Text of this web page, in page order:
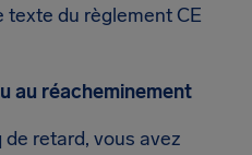
texte du règlement CE
au réacheminement
retard, vous avez